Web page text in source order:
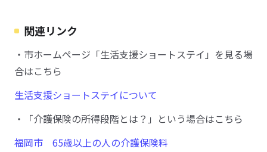
関連リンク
・市ホームページ「生活支援ショートステイ」を見る場
合はこちら
生活支援ショートステイについて
・「介護保険の所得段階とは？」という場合はこちら
福岡市 65歳以上の人の介護保険料